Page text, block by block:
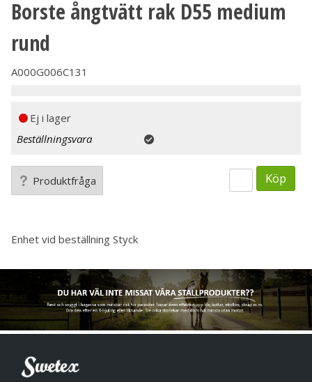
Borste ångtvätt rak D55 medium
rund
A000G006C131
Ej i lager
Beställningsvara
Produktfråga Köp
Enhet vid beställning Styck